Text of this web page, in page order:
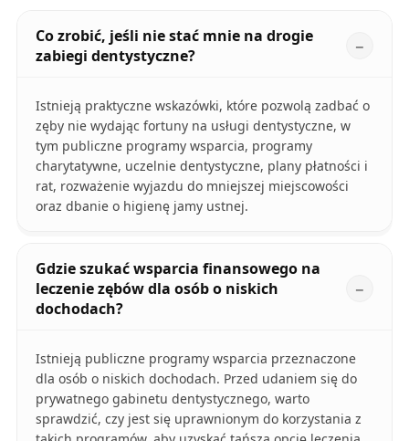
Co zrobić, jeśli nie stać mnie na drogie
zabiegi dentystyczne?
Istnieją praktyczne wskazówki, które pozwolą zadbać o
zęby nie wydając fortuny na usługi dentystyczne, w
tym publiczne programy wsparcia, programy
charytatywne, uczelnie dentystyczne, plany płatności i
rat, rozważenie wyjazdu do mniejszej miejscowości
oraz dbanie o higienę jamy ustnej.
Gdzie szukać wsparcia finansowego na
leczenie zębów dla osób o niskich
dochodach?
Istnieją publiczne programy wsparcia przeznaczone
dla osób o niskich dochodach. Przed udaniem się do
prywatnego gabinetu dentystycznego, warto
sprawdzić, czy jest się uprawnionym do korzystania z